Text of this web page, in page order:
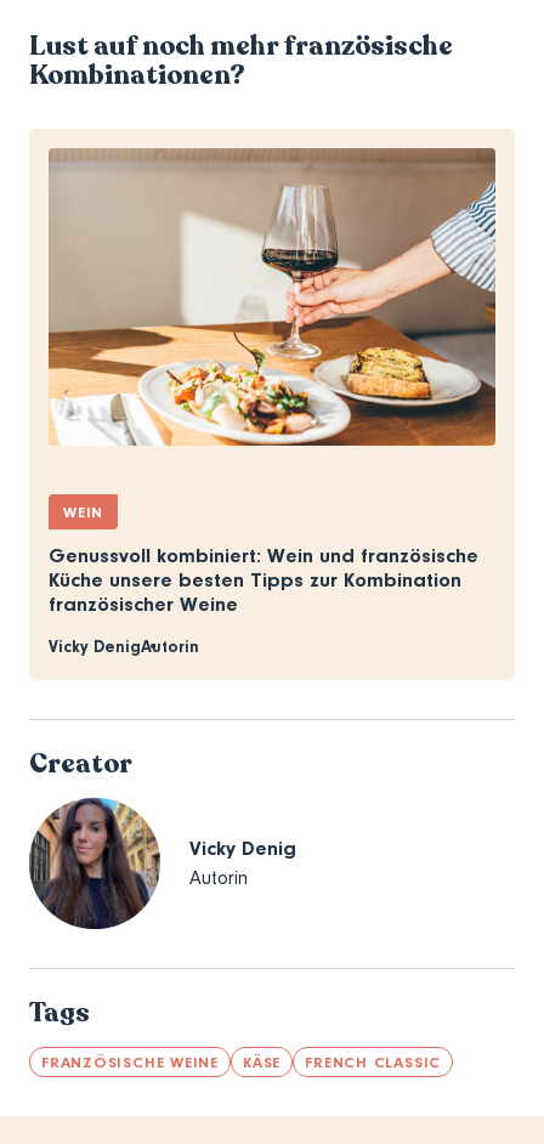
Lust auf noch mehr französische
Kombinationen?
WEIN
Genussvoll kombiniert: Wein und französische
Küche unsere besten Tipps zur Kombination
französischer Weine
Vicky DenigAutorin
Creator
Vicky Denig
Autorin
Tags
FRANZÖSISCHE WEINE KÄSE FRENCH CLASSIC